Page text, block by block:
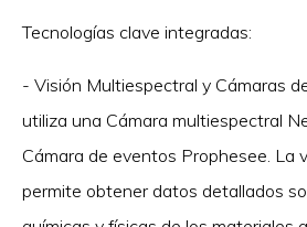
Tecnologías clave integradas:
- Visión Multiespectral y Cámaras
utiliza una Cámara multiespectral
Cámara de eventos Prophesee. La
permite obtener datos detallados